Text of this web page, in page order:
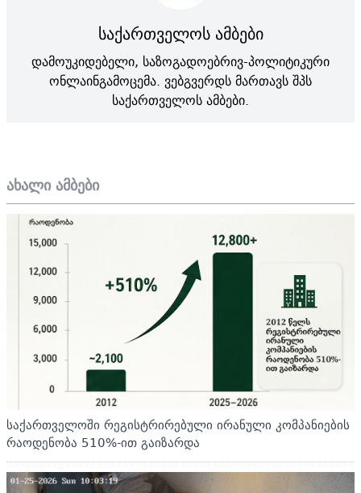
ახალი ამბები
საქართველოში რეგისტრირებული ირანული კომპანიების
რაოდენობა 510%-ით გაიზარდა
საქართველოს ამბები
დამოუკიდებელი, საზოგადოებრივ-პოლიტიკური
ონლაინგამოცემა. ვებგვერდს მართავს შპს
საქართველოს ამბები.